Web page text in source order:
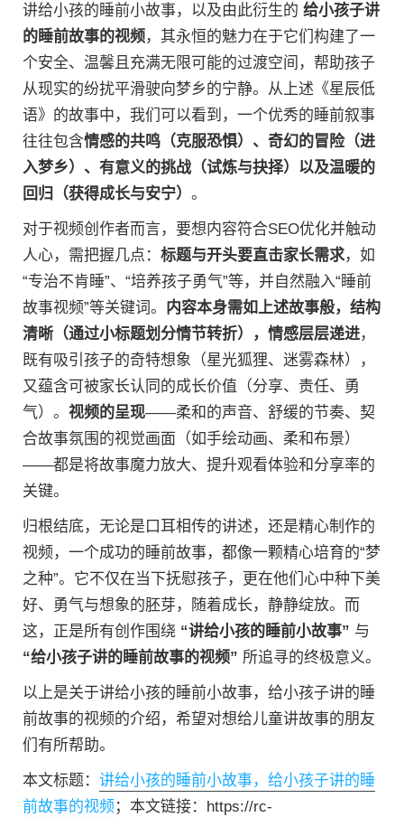
讲给小孩的睡前小故事，以及由此衍生的 给小孩子讲
的睡前故事的视频，其永恒的魅力在于它们构建了一
个安全、温馨且充满无限可能的过渡空间，帮助孩子
从现实的纷扰平滑驶向梦乡的宁静。从上述《星辰低
语》的故事中，我们可以看到，一个优秀的睡前叙事
往往包含情感的共鸣（克服恐惧）、奇幻的冒险（进
入梦乡）、有意义的挑战（试炼与抉择）以及温暖的
回归（获得成长与安宁） 。
对于视频创作者而言，要想内容符合SEO优化并触动
人心，需把握几点： 标题与开头要直击家长需求，如
“专治不肯睡”、“培养孩子勇气”等，并自然融入“睡前
故事视频”等关键词。
内容本身需如上述故事般，结构
清晰（通过小标题划分情节转折），情感层层递进，
既有吸引孩子的奇特想象（星光狐狸、迷雾森林），
又蕴含可被家长认同的成长价值（分享、责任、勇
气）。 视频的呈现——柔和的声音、舒缓的节奏、契
合故事氛围的视觉画面（如手绘动画、柔和布景）
——都是将故事魔力放大、提升观看体验和分享率的
关键。
归根结底，无论是口耳相传的讲述，还是精心制作的
视频，一个成功的睡前故事，都像一颗精心培育的“梦
之种”。它不仅在当下抚慰孩子，更在他们心中种下美
好、勇气与想象的胚芽，随着成长，静静绽放。而
这，正是所有创作围绕 “讲给小孩的睡前小故事” 与
“给小孩子讲的睡前故事的视频” 所追寻的终极意义。
以上是关于讲给小孩的睡前小故事，给小孩子讲的睡
前故事的视频的介绍，希望对想给儿童讲故事的朋友
们有所帮助。
本文标题： 讲给小孩的睡前小故事，给小孩子讲的睡
前故事的视频 ；本文链接：https://rc-